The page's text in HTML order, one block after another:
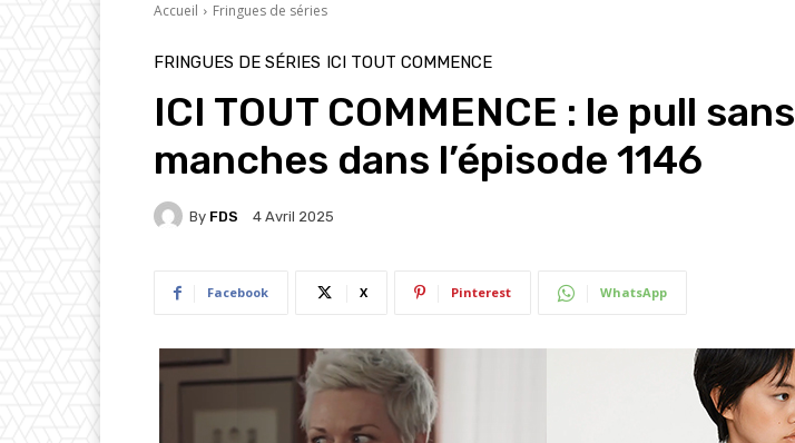
Accueil Fringues de séries
FRINGUES DE SÉRIES ICI TOUT COMMENCE
ICI TOUT COMMENCE : le pull sans
manches dans l’épisode 1146
By FDS 4 Avril 2025
Facebook X Pinterest WhatsApp